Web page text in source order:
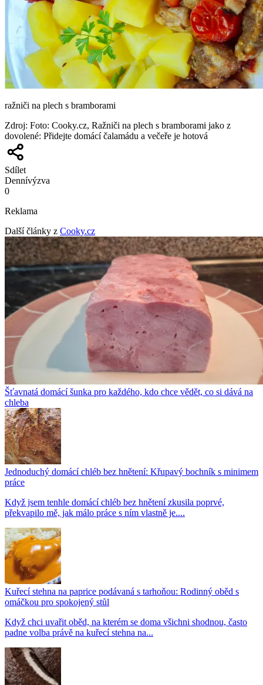
ražniči na plech s bramborami
Zdroj: Foto: Cooky.cz, Ražniči na plech s bramborami jako z
dovolené: Přidejte domácí čalamádu a večeře je hotová
Sdílet
Dennívýzva
0
Reklama
Další články z Cooky.cz
Šťavnatá domácí šunka pro každého, kdo chce vědět, co si dává na
chleba
Jednoduchý domácí chléb bez hnětení: Křupavý bochník s minimem
práce
Když jsem tenhle domácí chléb bez hnětení zkusila poprvé,
překvapilo mě, jak málo práce s ním vlastně je....
Kuřecí stehna na paprice podávaná s tarhoňou: Rodinný oběd s
omáčkou pro spokojený stůl
Když chci uvařit oběd, na kterém se doma všichni shodnou, často
padne volba právě na kuřecí stehna na...